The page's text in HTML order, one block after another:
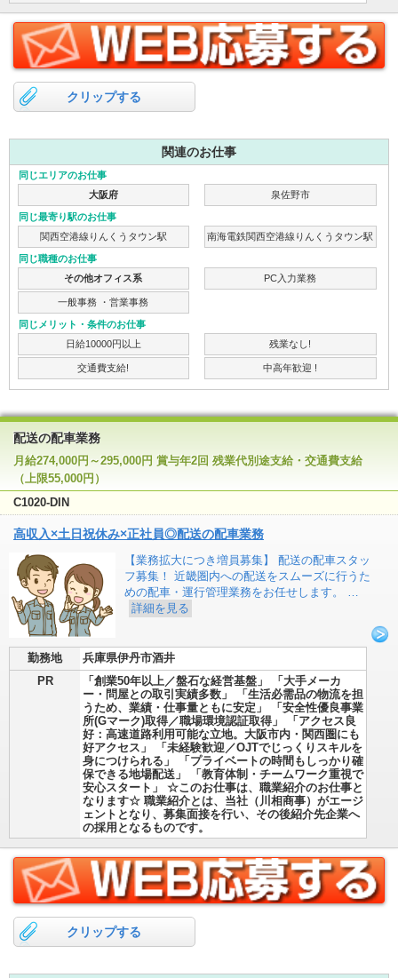
クリップする
関連のお仕事
同じエリアのお仕事
大阪府
泉佐野市
同じ最寄り駅のお仕事
関西空港線りんくうタウン駅
南海電鉄関西空港線りんくうタウン駅
同じ職種のお仕事
その他オフィス系
PC入力業務
一般事務 ・営業事務
同じメリット・条件のお仕事
日給10000円以上
残業なし!
交通費支給! 中高年歓迎 !
配送の配車業務
月給274,000円～295,000円 賞与年2回 残業代別途支給・交通費支給
（上限55,000円）
C1020-DIN
高収入×土日祝休み×正社員◎配送の配車業務
【業務拡大につき増員募集】 配送の配車スタッ
フ募集！ 近畿圏内への配送をスムーズに行うた
めの配車・運行管理業務をお任せします。 …
詳細を見る
勤務地
兵庫県伊丹市酒井
PR
「創業50年以上／盤石な経営基盤」 「大手メーカ
ー・問屋との取引実績多数」 「生活必需品の物流を担
うため、業績・仕事量ともに安定」 「安全性優良事業
所(Gマーク)取得／職場環境認証取得」 「アクセス良
好：高速道路利用可能な立地。大阪市内・関西圏にも
好アクセス」 「未経験歓迎／OJTでじっくりスキルを
身につけられる」 「プライベートの時間もしっかり確
保できる地場配送」 「教育体制・チームワーク重視で
安心スタート」 ☆このお仕事は、職業紹介のお仕事と
なります☆ 職業紹介とは、当社（川相商事）がエージ
ェントとなり、募集面接を行い、その後紹介先企業へ
の採用となるものです。
クリップする